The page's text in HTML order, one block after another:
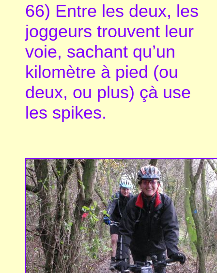
66) Entre les deux, les
joggeurs trouvent leur
voie, sachant qu’un
kilomètre à pied (ou
deux, ou plus) çà use
les spikes.